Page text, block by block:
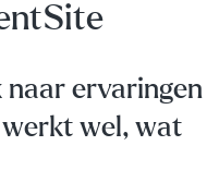
naar ervaringen
wel, wat